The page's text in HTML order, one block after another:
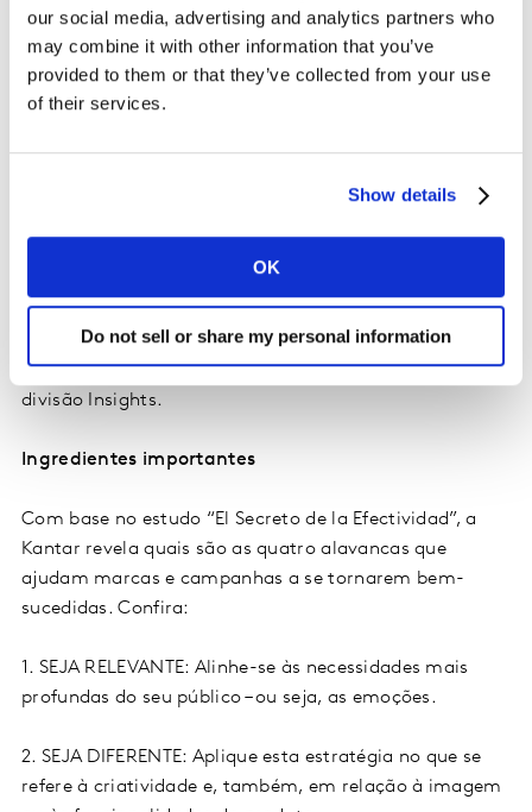
our social media, advertising and analytics partners who
may combine it with other information that you’ve
provided to them or that they’ve collected from your use
of their services.
Show details
OK
Do not sell or share my personal information
premiadas apresentam boas intenções. Elas buscam
reforçar comportamentos positivos, quebrar
estereótipos, ser mais inclusivas ou manifestar um
posicionamento de marca que vai além do consumo
da pesquisa. O ponto fundamental é gerar insights para
desenvolver e evoluir estratégias de marca”, aponta
Juliano Piccoli, diretor de contas da Kantar Brasil,
divisão Insights.
Ingredientes importantes
Com base no estudo “El Secreto de la Efectividad”, a
Kantar revela quais são as quatro alavancas que
ajudam marcas e campanhas a se tornarem bem-
sucedidas. Confira:
1. SEJA RELEVANTE: Alinhe-se às necessidades mais
profundas do seu público – ou seja, as emoções.
2. SEJA DIFERENTE: Aplique esta estratégia no que se
refere à criatividade e, também, em relação à imagem